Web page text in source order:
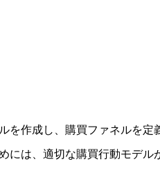
を作成し、購買ファネルを
には、適切な購買行動モデル